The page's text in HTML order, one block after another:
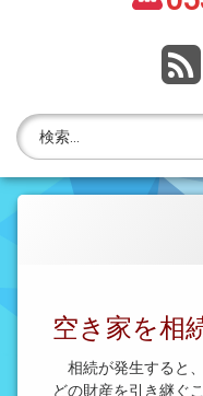
賃貸トラブル
株主名簿管理人
ご相談について
アクセス
法律を勉強しよう
空き家を相
相続が発生すると
どの財産を引き継ぐ